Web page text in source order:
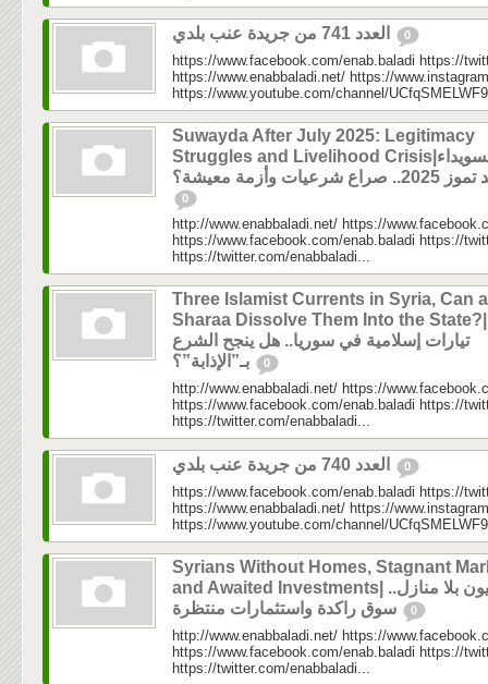
0
https://www.facebook.com/enab.baladi https://
https://www.enabbaladi.net/ https://
https://www.youtube.com/channel/
Suwayda After July 2025: Legitimacy
Struggles and Livelihood Crisis|السويداء
صراع شرعيات وأزمة معيشة؟
0
http://www.enabbaladi.net/ https://
https://www.facebook.com/enab.baladi https://
https://twitter.com/enabbaladi...
Three Islamist Currents in Syria, Can
Sharaa Dissolve Them Into the State?|ثلاثة
تيارات إسلامية في سوريا.. هل ينجح الشرع
0
http://www.enabbaladi.net/ https://
https://www.facebook.com/enab.baladi https://
https://twitter.com/enabbaladi...
0
https://www.facebook.com/enab.baladi https://
https://www.enabbaladi.net/ https://
https://www.youtube.com/channel/
Syrians Without Homes, Stagnant
and Awaited Investments| سوريون بلا منازل..
0
http://www.enabbaladi.net/ https://
https://www.facebook.com/enab.baladi https://
https://twitter.com/enabbaladi...